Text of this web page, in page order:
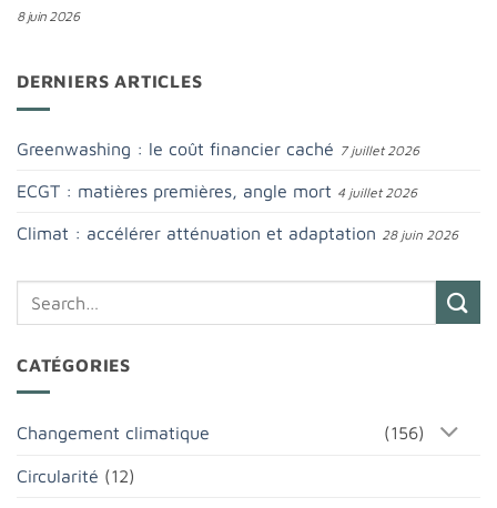
8 juin 2026
DERNIERS ARTICLES
Greenwashing : le coût financier caché 7 juillet 2026
ECGT : matières premières, angle mort 4 juillet 2026
Climat : accélérer atténuation et adaptation 28 juin 2026
CATÉGORIES
Changement climatique (156)
Circularité (12)